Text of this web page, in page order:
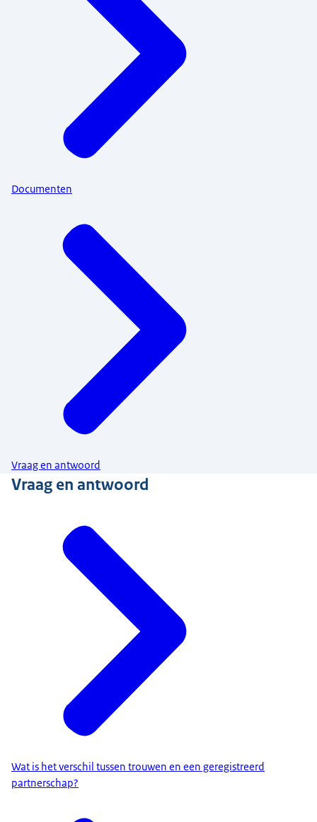
Documenten
Vraag en antwoord
Vraag en antwoord
Wat is het verschil tussen trouwen en een geregistreerd
partnerschap?